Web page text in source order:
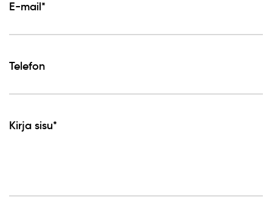
E-mail*
Telefon
Kirja sisu*